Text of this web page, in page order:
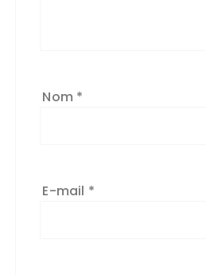
Nom *
E-mail *